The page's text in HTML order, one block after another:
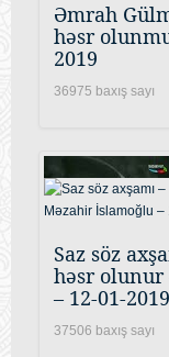
Əmrah
həsr
2019
36975 baxış sayı
Saz söz
həsr olunur
– 12-01-2019
37506 baxış sayı